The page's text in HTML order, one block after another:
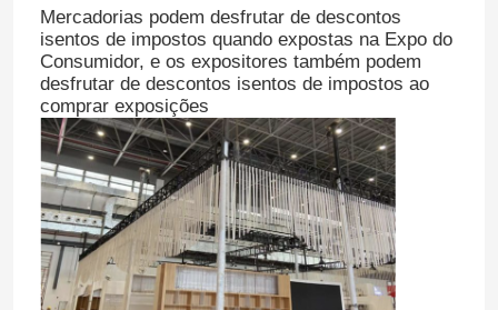
Mercadorias podem desfrutar de descontos
isentos de impostos quando expostas na Expo do
Consumidor, e os expositores também podem
desfrutar de descontos isentos de impostos ao
comprar exposições